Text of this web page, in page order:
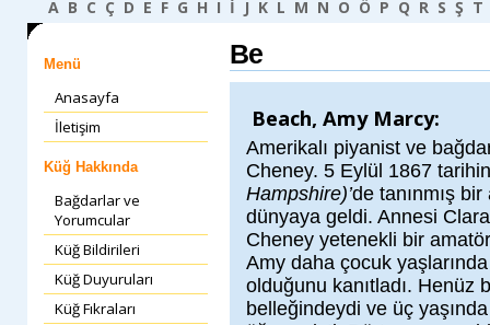
A B C Ç D E F G H I İ J K L M N O Ö P Q R S Ş T
Menü
Anasayfa
İletişim
Küğ Hakkında
Bağdarlar ve
Yorumcular
Küğ Bildirileri
Küğ Duyuruları
Küğ Fıkraları
Be
Beach, Amy Marcy:
Amerikalı piyanist ve
Cheney. 5 Eylül 1867
Hampshire)’de tanınmış
dünyaya geldi. Annesi
Cheney yetenekli bir
Amy daha çocuk
olduğunu kanıtladı. Henüz
belleğindeydi ve üç